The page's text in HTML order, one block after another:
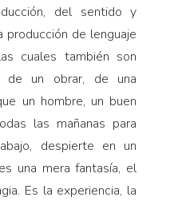
del sentido y
de lenguaje
cuales también son
de un obrar, de una
un hombre, un buen
las mañanas para
despierte en un
una mera fantasía, el
Es la experiencia, la